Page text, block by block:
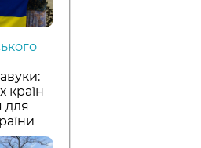
країн
для